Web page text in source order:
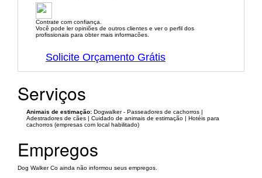
Contrate com confiança.
Você pode ler opiniões de outros clientes e ver o perfil dos
profissionais para obter mais informacões.
Solicite Orçamento Grátis
Serviços
Animais de estimação: Dogwalker - Passeadores de cachorros |
Adestradores de cães | Cuidado de animais de estimação | Hotéis para
cachorros (empresas com local habilitado)
Empregos
Dog Walker Co ainda não informou seus empregos.